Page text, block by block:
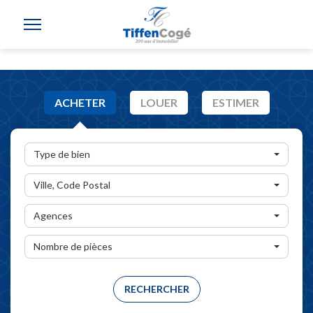
ACHETER LOUER ESTIMER
Type de bien
Ville, Code Postal
Agences
Nombre de pièces